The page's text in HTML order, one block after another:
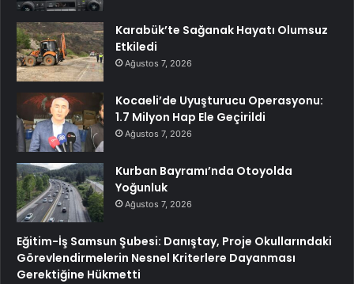
Karabük’te Sağanak Hayatı Olumsuz
Etkiledi
Ağustos 7, 2026
Kocaeli’de Uyuşturucu Operasyonu:
1.7 Milyon Hap Ele Geçirildi
Ağustos 7, 2026
Kurban Bayramı’nda Otoyolda
Yoğunluk
Ağustos 7, 2026
Eğitim-İş Samsun Şubesi: Danıştay, Proje Okullarındaki
Görevlendirmelerin Nesnel Kriterlere Dayanması
Gerektiğine Hükmetti